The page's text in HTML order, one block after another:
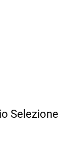
Selezione